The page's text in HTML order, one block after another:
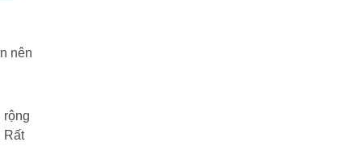
nên
rộng
Rất